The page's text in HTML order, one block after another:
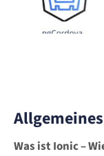
Allgemeines
Was ist Ionic –